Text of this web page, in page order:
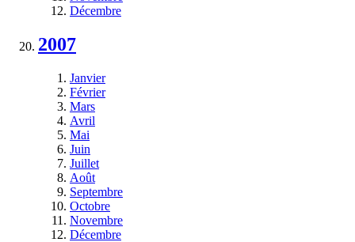
Décembre
2007
Janvier
Février
Mars
Avril
Mai
Juin
Juillet
Août
Septembre
Octobre
Novembre
Décembre